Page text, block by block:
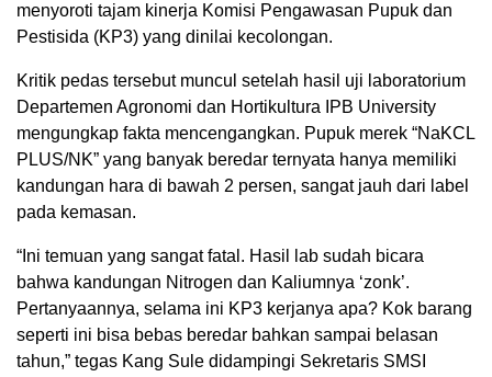
menyoroti tajam kinerja Komisi Pengawasan Pupuk dan
Pestisida (KP3) yang dinilai kecolongan.
Kritik pedas tersebut muncul setelah hasil uji laboratorium
Departemen Agronomi dan Hortikultura IPB University
mengungkap fakta mencengangkan. Pupuk merek “NaKCL
PLUS/NK” yang banyak beredar ternyata hanya memiliki
kandungan hara di bawah 2 persen, sangat jauh dari label
pada kemasan.
“Ini temuan yang sangat fatal. Hasil lab sudah bicara
bahwa kandungan Nitrogen dan Kaliumnya ‘zonk’.
Pertanyaannya, selama ini KP3 kerjanya apa? Kok barang
seperti ini bisa bebas beredar bahkan sampai belasan
tahun,” tegas Kang Sule didampingi Sekretaris SMSI